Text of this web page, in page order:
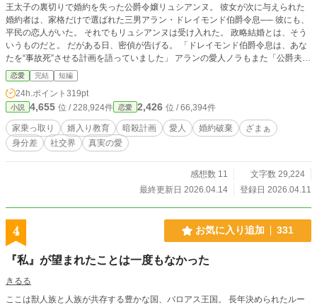
王太子の裏切りで婚約を失った公爵令嬢リュシアンヌ。 彼女が次に与えられた
婚約者は、家格だけで選ばれた三男アラン・ドレイモンド伯爵令息── 彼にも、
平民の恋人がいた。 それでもリュシアンヌは受け入れた。 政略結婚とは、そう
いうものだと。 だがある日、密偵が告げる。 「ドレイモンド伯爵令息は、あな
たを“事故死”させる計画を語っていました」 アランの愛人ノラもまた「公爵夫人
になりたい」「子を入れ替えればいい」と笑っていたという。 優しさは裏切ら
れた。 寛容さは踏みにじられた。 リュシアンヌは扇子を閉じ、静かに微笑む。
──では、礼儀を教えて差し上げましょう。 ⚠️途中に、暴力・容姿差別に関する
描写があります。
恋愛 完結 短編
24h.ポイント 319pt
小説 4,655 位 / 228,924件 恋愛 2,426 位 / 66,394件
家乗っ取り 婿入り教育 暗殺計画 愛人 婚約破棄
ざまぁ
身分差
社交界 真実の愛
感想数 11
文字数 29,224
最終更新日 2026.04.14
登録日 2026.04.11
4 お気に入り追加 331
『私』が望まれたことは一度もなかった
きるる
ここは獣人族と人族が共存する豊かな国、バロアス王国。 長年決められたルー